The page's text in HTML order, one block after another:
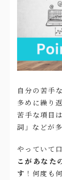
自分の苦手
多めに繰り
苦手な項目
詞」などが
やっていて
こがあなた
す ！何度も